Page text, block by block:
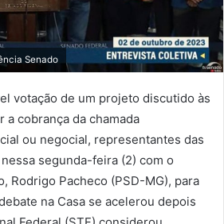
Senado
votação de um projeto discutido às
a cobrança da chamada
ou negocial, representantes das
segunda-feira (2) com o
Rodrigo Pacheco (PSD-MG), para
na Casa se acelerou depois